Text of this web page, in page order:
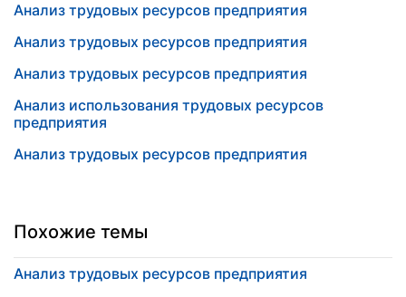
Анализ трудовых ресурсов предприятия
Анализ трудовых ресурсов предприятия
Анализ трудовых ресурсов предприятия
Анализ использования трудовых ресурсов
предприятия
Анализ трудовых ресурсов предприятия
Похожие темы
Анализ трудовых ресурсов предприятия